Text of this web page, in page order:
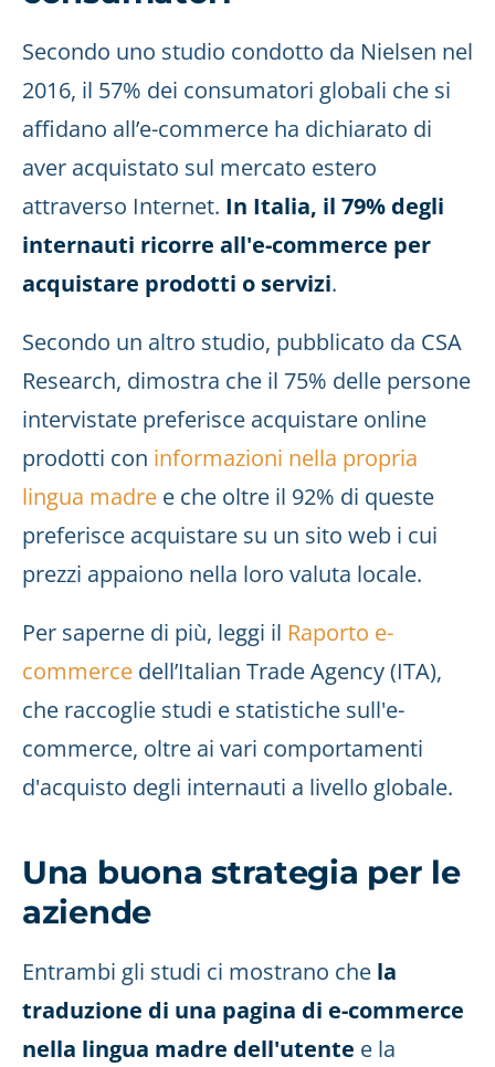
Secondo uno studio condotto da Nielsen nel
2016, il 57% dei consumatori globali che si
affidano all’e-commerce ha dichiarato di
aver acquistato sul mercato estero
attraverso Internet. In Italia, il 79% degli
internauti ricorre all'e-commerce per
acquistare prodotti o servizi.
Secondo un altro studio, pubblicato da CSA
Research, dimostra che il 75% delle persone
intervistate preferisce acquistare online
prodotti con informazioni nella propria
lingua madre e che oltre il 92% di queste
preferisce acquistare su un sito web i cui
prezzi appaiono nella loro valuta locale.
Per saperne di più, leggi il Raporto e-
commerce dell’Italian Trade Agency (ITA),
che raccoglie studi e statistiche sull'e-
commerce, oltre ai vari comportamenti
d'acquisto degli internauti a livello globale.
Una buona strategia per le
aziende
Entrambi gli studi ci mostrano che la
traduzione di una pagina di e-commerce
nella lingua madre dell'utente e la